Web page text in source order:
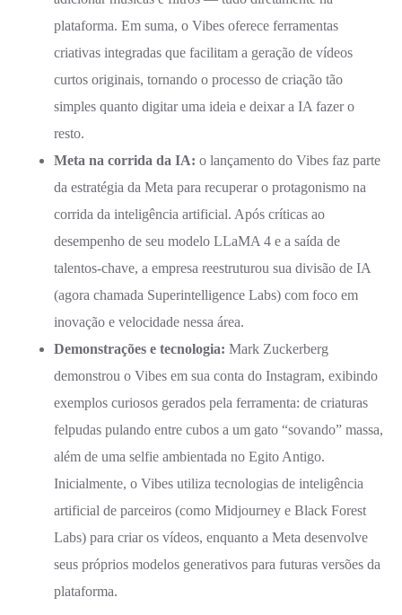
plataforma. Em suma, o Vibes oferece ferramentas
criativas integradas que facilitam a geração de vídeos
curtos originais, tornando o processo de criação tão
simples quanto digitar uma ideia e deixar a IA fazer o
resto.
Meta na corrida da IA: o lançamento do Vibes faz parte
da estratégia da Meta para recuperar o protagonismo na
corrida da inteligência artificial. Após críticas ao
desempenho de seu modelo LLaMA 4 e a saída de
talentos-chave, a empresa reestruturou sua divisão de IA
(agora chamada Superintelligence Labs) com foco em
inovação e velocidade nessa área.
Demonstrações e tecnologia: Mark Zuckerberg
demonstrou o Vibes em sua conta do Instagram, exibindo
exemplos curiosos gerados pela ferramenta: de criaturas
felpudas pulando entre cubos a um gato “sovando” massa,
além de uma selfie ambientada no Egito Antigo.
Inicialmente, o Vibes utiliza tecnologias de inteligência
artificial de parceiros (como Midjourney e Black Forest
Labs) para criar os vídeos, enquanto a Meta desenvolve
seus próprios modelos generativos para futuras versões da
plataforma.